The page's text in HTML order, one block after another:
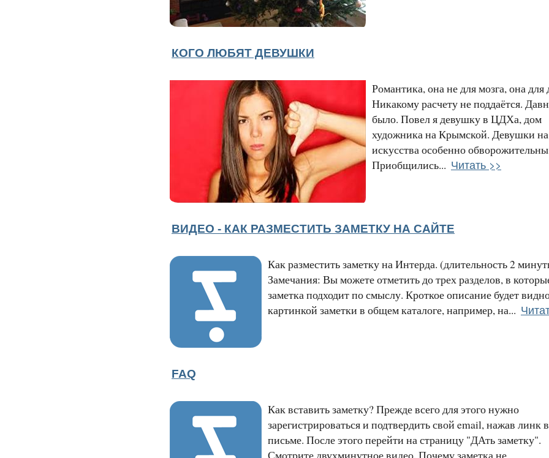
КОГО ЛЮБЯТ ДЕВУШКИ
Романтика, она не для мозга, она
Никакому расчету не поддаётся.
было. Повел я девушку в ЦДХа, дом
художника на Крымской. Девушки
искусства особенно
Приобщились... Читать >>
ВИДЕО - КАК РАЗМЕСТИТЬ ЗАМЕТКУ НА САЙТЕ
Как разместить заметку на Интерда. (длительность 2
Замечания: Вы можете отметить до трех разделов, в
заметка подходит по смыслу. Кроткое описание будет
картинкой заметки в общем каталоге, например, на...
FAQ
Как вставить заметку? Прежде всего для этого нужно
зарегистрироваться и подтвердить свой email, нажав линк в
письме. После этого перейти на страницу "ДАть заметку".